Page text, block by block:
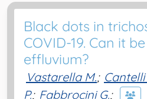
Black dots in
COVID-19. Can it
effluvium?
Vastarella M.; Cantelli
P.; Fabbrocini G.;